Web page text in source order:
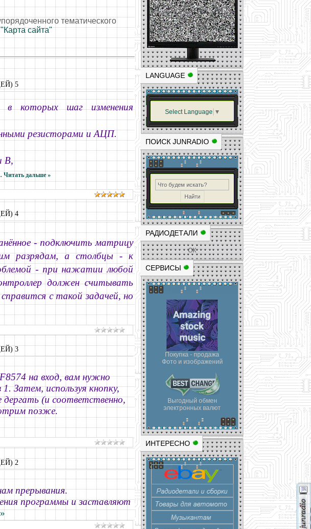
LANGUAGE
Select Language ▼
ПОИСК JUNRADIO
РАДИОДЕТАЛИ
ОК
СЕРВИСЫ
Покупка - продажа
Фото и изображений
Выгодный обмен
электронных валют
ИНТЕРЕСНО
тематического
сайта"
5
в которых шаг изменения
резисторами и АЦП.
B,
Читать дальше »
4
- подключить матрицу
разрядам, а столбцы - к
- при нажатии любой
должен считывать
с такой задачей, но
3
на вход, вам нужно
Затем, используя кнопку,
дергать (и соответственно,
позже.
2
прерывания.
программы и заставляют